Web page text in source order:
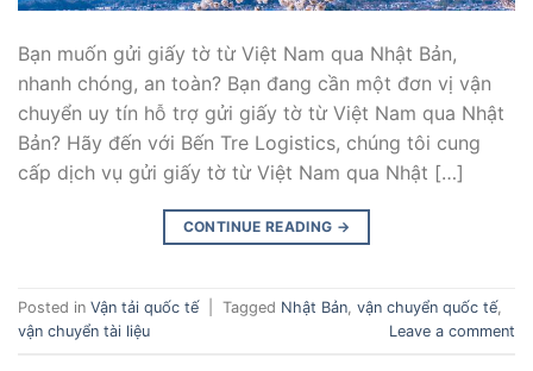
Bạn muốn gửi giấy tờ từ Việt Nam qua Nhật Bản,
nhanh chóng, an toàn? Bạn đang cần một đơn vị vận
chuyển uy tín hỗ trợ gửi giấy tờ từ Việt Nam qua Nhật
Bản? Hãy đến với Bến Tre Logistics, chúng tôi cung
cấp dịch vụ gửi giấy tờ từ Việt Nam qua Nhật […]
CONTINUE READING →
Posted in Vận tải quốc tế Tagged Nhật Bản vận chuyển quốc tế
vận chuyển tài liệu
Leave a comment